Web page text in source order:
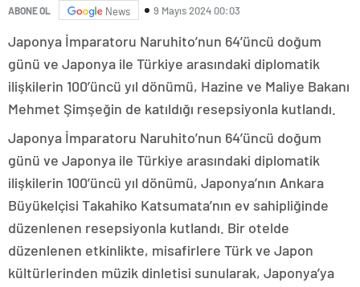
ABONE OL News 9 Mayıs 2024 00:03
Japonya İmparatoru Naruhito’nun 64’üncü doğum
günü ve Japonya ile Türkiye arasındaki diplomatik
ilişkilerin 100’üncü yıl dönümü, Hazine ve Maliye Bakanı
Mehmet Şimşeğin de katıldığı resepsiyonla kutlandı.
Japonya İmparatoru Naruhito’nun 64’üncü doğum
günü ve Japonya ile Türkiye arasındaki diplomatik
ilişkilerin 100’üncü yıl dönümü, Japonya’nın Ankara
Büyükelçisi Takahiko Katsumata’nın ev sahipliğinde
düzenlenen resepsiyonla kutlandı. Bir otelde
düzenlenen etkinlikte, misafirlere Türk ve Japon
kültürlerinden müzik dinletisi sunularak, Japonya’ya